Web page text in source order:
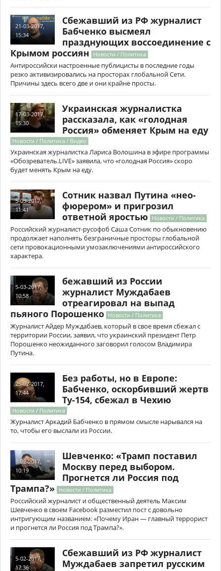
21-03-2017,
15:34
Сбежавший из РФ журналист
Бабченко высмеял
празднующих воссоединение с
Крымом россиян
Новости / Политика
Антироссийски настроенные публицисты в последние годы
резко активизировались на просторах глобальной Сети.
Причины здесь всего две и они крайне просты.
17-03-2017,
15:30
Украинская журналистка
рассказала, как «голодная
Россия» обменяет Крым на еду
Новости / Политика / Видео
Украинская журналистка Лариса Волошина в эфире программы
«Обозреватель.LIVE» заявила, что «голодная Россия» скоро
будет менять Крым на еду.
5-03-2017,
11:41
Сотник назвал Путина «нео-
фюрером» и пригрозил
ответной яростью
Новости / Политика
Российский журналист-русофоб Саша Сотник по обыкновению
продолжает наполнять безграничные просторы глобальной
сети провокационными умозаключениями антироссийского
характера.
5-03-2017,
10:58
бежавший из России
журналист Муждабаев
отреагировал на выпад
пьяного Порошенко Новости / Политика
Журналист Айдер Муждабаев, который в свое время сбежал с
территории России, заявил, что украинский президент Петр
Порошенко неожиданного заговорил голосом Владимира
Путина.
25-02-2017,
17:44
Без работы, но в Европе:
Бабченко, оскорбивший жертв
Ту-154, сбежал в Чехию
Новости / Политика
Журналист Аркадий Бабченко в прямом смысле нарывался на
то, чтобы его выслали из России.
8-02-2017,
10:19
Шевченко: «Трамп поставил
Москву перед выбором.
Прогнется ли Россия под
Трампа?» Новости / Политика
Российский журналист и общественный деятель Максим
Шевченко в своем Facebook разместил пост с довольно
интригующим названием: «Почему Иран — главный террорист
и прогнется ли Россия под Трампа?».
5-02-2017,
17:36
Сбежавший из РФ журналист
Муждабаев запретил русским